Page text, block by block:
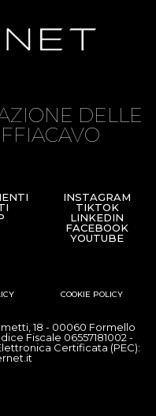
DELLE
INSTAGRAM
TIKTOK
LINKEDIN
FACEBOOK
YOUTUBE
18 - 00060 Formello
Fiscale 06557181002 -
Certificata (PEC):
COOKIE POLICY